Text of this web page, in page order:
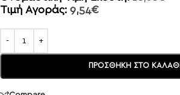
Τιμή Αγοράς: 9,54€
ΠΡΟΣΘΉΚΗ ΣΤΟ ΚΑΛΆΘΙ